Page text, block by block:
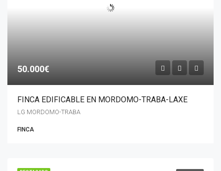
50.000€
FINCA EDIFICABLE EN MORDOMO-TRABA-LAXE
LG MORDOMO-TRABA
FINCA